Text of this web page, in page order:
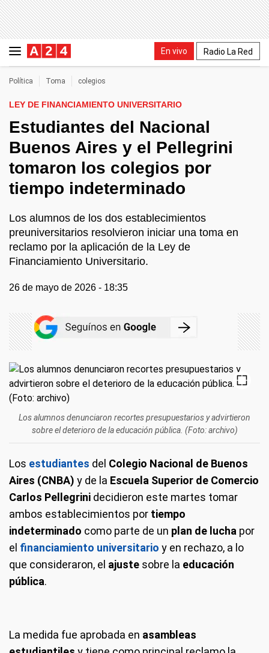
En vivo Radio La Red
Política Toma colegios
LEY DE FINANCIAMIENTO UNIVERSITARIO
Estudiantes del Nacional
Buenos Aires y el Pellegrini
tomaron los colegios por
tiempo indeterminado
Los alumnos de los dos establecimientos
preuniversitarios resolvieron iniciar una toma en
reclamo por la aplicación de la Ley de
Financiamiento Universitario.
26 de mayo de 2026 - 18:35
Los alumnos denunciaron recortes presupuestarios y advirtieron
sobre el deterioro de la educación pública. (Foto: archivo)
Los estudiantes del Colegio Nacional de Buenos
Aires (CNBA) y de la Escuela Superior de Comercio
Carlos Pellegrini decidieron este martes tomar
ambos establecimientos por tiempo
indeterminado como parte de un plan de lucha por
el financiamiento universitario y en rechazo, a lo
que consideraron, el ajuste sobre la educación
pública.
La medida fue aprobada en asambleas